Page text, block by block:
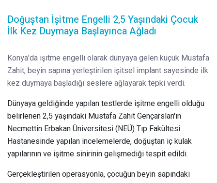
Doğuştan İşitme Engelli 2,5 Yaşındaki Çocuk
İlk Kez Duymaya Başlayınca Ağladı
Konya'da işitme engelli olarak dünyaya gelen küçük Mustafa
Zahit, beyin sapına yerleştirilen işitsel implant sayesinde ilk
kez duymaya başladığı seslere ağlayarak tepki verdi.
Dünyaya geldiğinde yapılan testlerde işitme engelli olduğu
belirlenen 2,5 yaşındaki Mustafa Zahit Gençarslan'ın
Necmettin Erbakan Üniversitesi (NEÜ) Tıp Fakültesi
Hastanesinde yapılan incelemelerde, doğuştan iç kulak
yapılarının ve işitme sinirinin gelişmediği tespit edildi.
Gerçekleştirilen operasyonla, çocuğun beyin sapındaki